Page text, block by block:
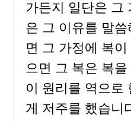
가든지 일단은 그
은 그 이유를 말
면 그 가정에 복
으면 그 복은 복
이 원리를 역으로
게 저주를 했습니